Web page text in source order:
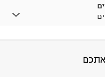
את מדבקת הגוביינא על
דרך ממשק ההחזרות
אתכם